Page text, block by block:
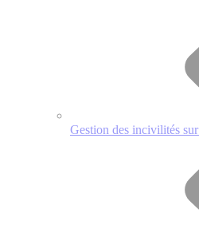
Gestion des incivilités